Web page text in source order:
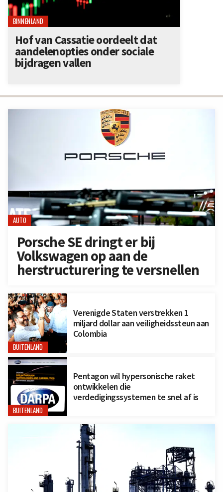
AUTO
Porsche SE dringt er bij
Volkswagen op aan de
herstructurering te versnellen
BUITENLAND
Verenigde Staten verstrekken 1
miljard dollar aan veiligheidssteun aan
Colombia
BUITENLAND
Pentagon wil hypersonische raket
ontwikkelen die
verdedigingssystemen te snel af is
BINNENLAND
Hof van Cassatie oordeelt dat
aandelenopties onder sociale
bijdragen vallen